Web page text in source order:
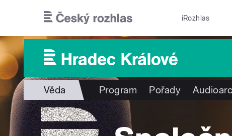
iRozhlas
Věda Program Pořady